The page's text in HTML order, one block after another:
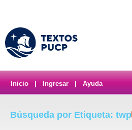
Inicio Ingresar Ayuda
Búsqueda por Etiqueta: twp